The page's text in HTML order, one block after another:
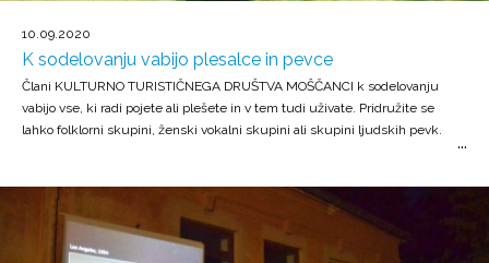
10.09.2020
K sodelovanju vabijo plesalce in pevce
Člani KULTURNO TURISTIČNEGA DRUŠTVA MOŠČANCI k sodelovanju
vabijo vse, ki radi pojete ali plešete in v tem tudi uživate. Pridružite se
lahko folklorni skupini, ženski vokalni skupini ali skupini ljudskih pevk.